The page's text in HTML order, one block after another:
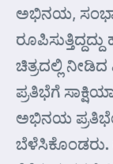
ಅಭಿನಯ,
ಚಿತ್ರದಲ್ಲಿ
ಪ್ರತಿಭೆಗೆ
ಅಭಿನಯ